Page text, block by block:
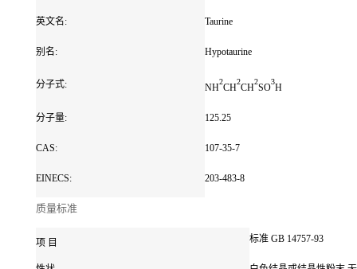
英文名: Taurine
别名: Hypotaurine
分子式: NH
2
CH
2
CH
2
SO
3
H
分子量: 125.25
CAS: 107-35-7
EINECS: 203-483-8
质量标准
项 目 标准 GB 14757-93